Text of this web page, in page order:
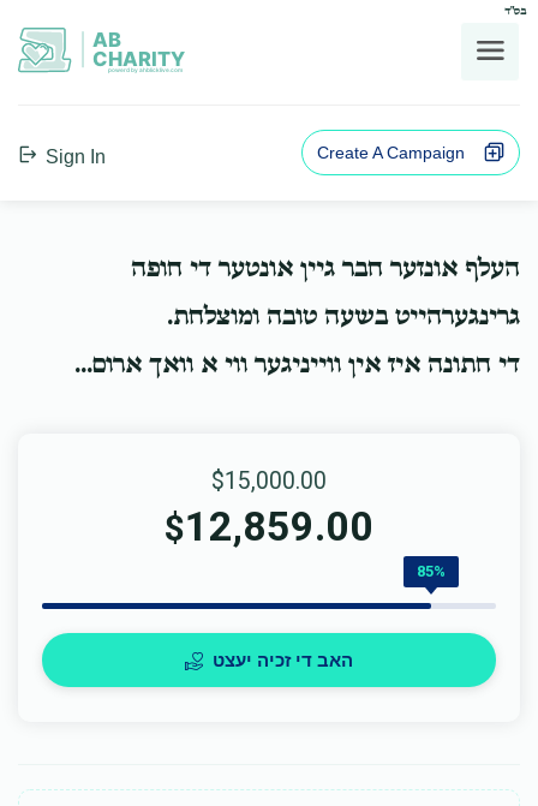
בס"ד
AB
CHARITY
powerd by ahblicklive.com
Sign In Create A Campaign
העלף אונזער חבר גיין אונטער די חופה
גרינגערהייט בשעה טובה ומוצלחת.
די חתונה איז אין ווייניגער ווי א וואך ארום...
$15,000.00
$12,859.00
85%
האב די זכיה יעצט